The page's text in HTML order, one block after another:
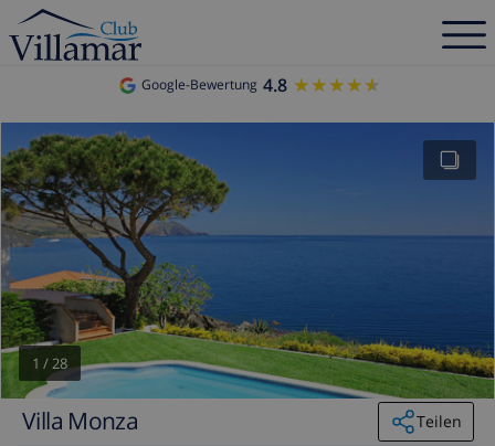
Google-Bewertung 4.8 ★★★★★
★★★★★
1 /28
Villa Monza
Teilen